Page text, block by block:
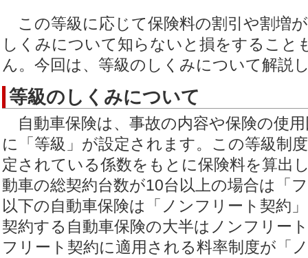
この等級に応じて保険料の割引や割増
しくみについて知らないと損をすること
ん。今回は、等級のしくみについて解説
等級のしくみについて
自動車保険は、事故の内容や保険の使
に「等級」が設定されます。この等級制
定されている係数をもとに保険料を算出
動車の総契約台数が10台以上の場合は「
以下の自動車保険は「ノンフリート契約
契約する自動車保険の大半はノンフリー
フリート契約に適用される料率制度が「